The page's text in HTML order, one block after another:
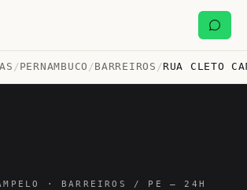
/PERNAMBUCO /BARREIROS /RUA CLETO
· BARREIROS / PE — 24H